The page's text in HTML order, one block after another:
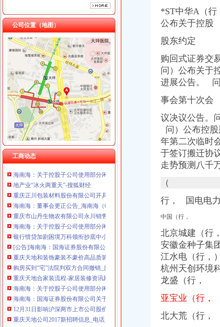
重庆海谛升进出口贸易有限公司 渝北100万 （进出口权）
重庆逸道医疗器械有限公司
重庆泰盛贷款咨询有限公司 渝高 （工商注册）
重庆奎颜尼商贸有限公司 渝中100万 （工商注册）
重庆尊博贸易有限公司 渝江 （工商注册）
重庆市罗云科技有限公司 渝北 工商注册
重庆晒微科技有限公司 渝南3万 （工商注册）
重庆欧氏科技发展有限公司 渝九50万 （进出口权）
重庆集氏科技有限公司 渝沙50万 （进出口权）
上海蓝天房屋装饰工程有限公司重庆分公司 渝北 （工商注册）
重庆华康假肢矫形有限公司 渝中120万 （增资）
公司位置（地图）
工商动态
重庆天地公司注销
瑞安房地产47亿元向万科（02202）出售重庆天地项目-汇金网
12月31日影响沪深两市上市公司股价公告速递-期指频道-金融界
地产业“冰火两重天”-搜狐财经
重庆天地合家装流程-家居装修资讯网
2月13日晚间深市主板公告一览-股票频道-和讯网
重庆市乾方天地科贸有限公司食品分厂_【信用信息_诉讼信息_财务信
重庆天地和装饰豪装不豪价高品质装修决定品牌价值-直辖市重庆装饰
重庆市山丹生物农有限公司永川销售分公司_【信用信息_诉讼信息_
下周别提示-股票频道-和讯网
海南海：关于控股子公司使用部分闲置募集资金购买银行保本理财产
重庆正川包装材料股份有限公司开具给福安业集团庆余堂制有
海南海：董事会更正公告_海南海（000566）_公告正文_财经_凤
重庆市山丹生物农有限公司永川销售分公司_【信用信息_诉讼信息_
海南海：关于控股子公司使用部分闲置募集资金购买银行保本理财产
银行惜贷加剧困境万科领衔抄底中小开发商_网易财经
[公告]海南海：国海证券股份有限公司关于公司募集资金2014年度使
重庆天地和装饰豪装不豪价高品质装修决定品牌价值-直辖市重庆装饰
购房买到“宅”法院判双方合同撤销_房产重庆站_腾讯网
重庆天地合家装流程-家居装修资讯网
海南海：关于控股子公司使用部分闲置募集资金购买银行保本理财产
海南海：国海证券股份有限公司关于公司控股子公司使用部分闲置募
12月31日影响沪深两市上市公司股价公告速递-期指频道-金融界
重庆天地公司2017新招聘信息_电话_地址-58企业名录
海南海：国海证券股份有限公司关于公司使用部分闲置募集资金购买
【多图】重庆天地雍江翠湖精装两房户型方正视野无遮挡全新未住
*ST中华A（行
公布关于控股
股东约定
购回式证券交
问）公布关于
进展公告。
事会第十次会
议决议公告。
问）公布控
年第二次临时
于签订搬迁协
走势预测八千
（
行，
国电电
中国（行，
北京城建（行
安徽金种子集
江水电（行，
杭州天创环境
龙盛（行，
亚宝业（行，
北大荒（行，